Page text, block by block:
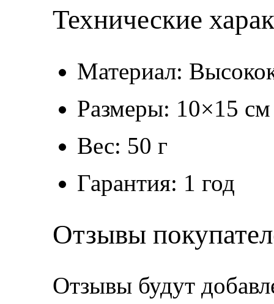
Технические
Материал:
Размеры: 10×15 см
Вес: 50 г
Гарантия: 1 год
Отзывы
Отзывы будут